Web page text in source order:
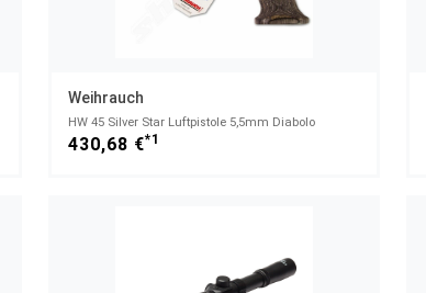
Weihrauch
HW 45 Silver Star Luftpistole 5,5mm Diabolo
430,68 €*1